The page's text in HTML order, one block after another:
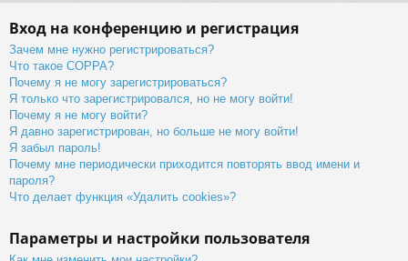
Вход на конференцию и регистрация
Зачем мне нужно регистрироваться?
Что такое COPPA?
Почему я не могу зарегистрироваться?
Я только что зарегистрировался, но не могу войти!
Почему я не могу войти?
Я давно зарегистрирован, но больше не могу войти!
Я забыл пароль!
Почему мне периодически приходится повторять ввод имени и
пароля?
Что делает функция «Удалить cookies»?
Параметры и настройки пользователя